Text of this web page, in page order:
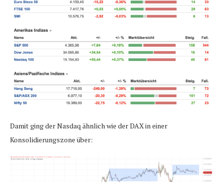
Damit ging der Nasdaq ähnlich wie der DAX in einer
Konsolidierungszone über: